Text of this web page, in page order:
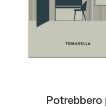
Potrebbero